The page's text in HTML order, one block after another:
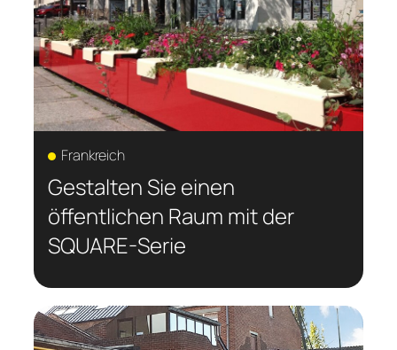
Frankreich
Gestalten Sie einen
öffentlichen Raum mit der
SQUARE-Serie